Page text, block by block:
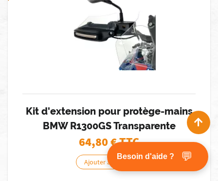
Kit d'extension pour protège-mains
BMW R1300GS Transparente
64,80€ TTC
Ajouter au panier
Besoin d'aide ? 💬